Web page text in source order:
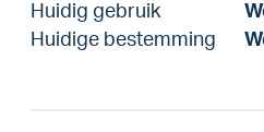
Huidig gebruik
Huidige bestemming